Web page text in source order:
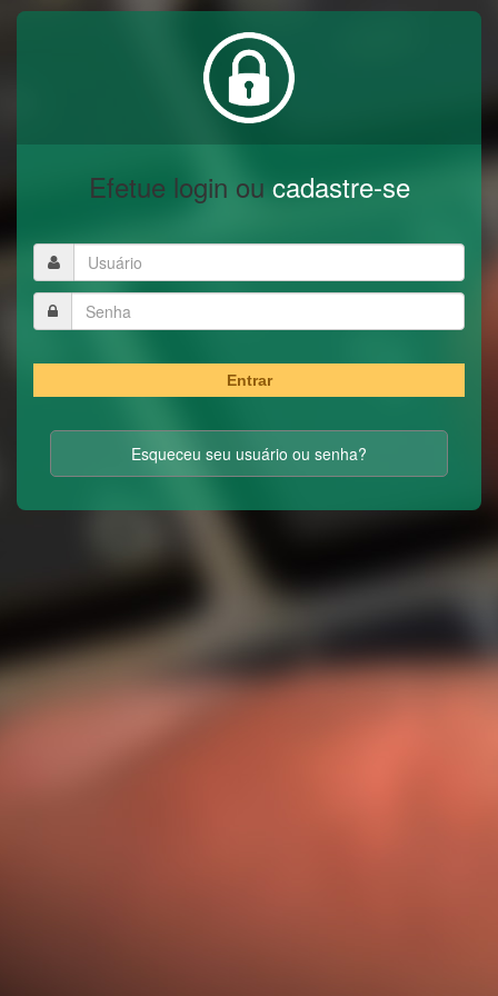
Efetue login ou cadastre-se
Entrar
Esqueceu seu usuário ou senha?